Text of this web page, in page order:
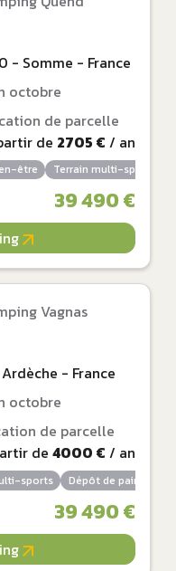
- Somme - France
octobre
de parcelle
de 2705 € / an
être Terrain multi-sports
39 490 €
- France
octobre
de parcelle
de 4000 € / an
sports Dépôt de pain
39 490 €